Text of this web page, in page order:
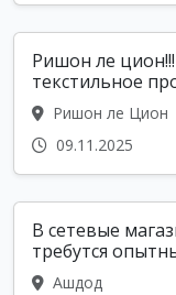
Ришон ле
текстильное
Ришон ле Цион
09.11.2025
В сетевые
требутся
Ашдод